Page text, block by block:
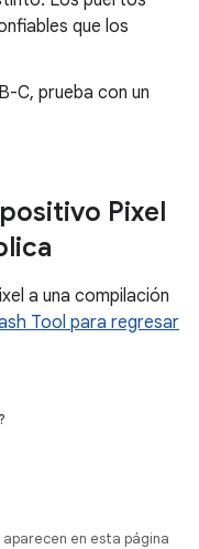
que los
C, prueba con un
Pixel
a una compilación
Tool para regresar
en esta página